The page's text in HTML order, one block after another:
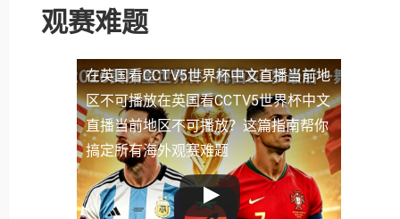
观赛难题
在英国看CCTV5世界杯中文直播当前地
区不可播放在英国看CCTV5世界杯中文
直播当前地区不可播放？这篇指南帮你
搞定所有海外观赛难题